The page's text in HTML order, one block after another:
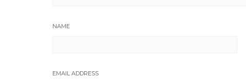
NAME
EMAIL ADDRESS